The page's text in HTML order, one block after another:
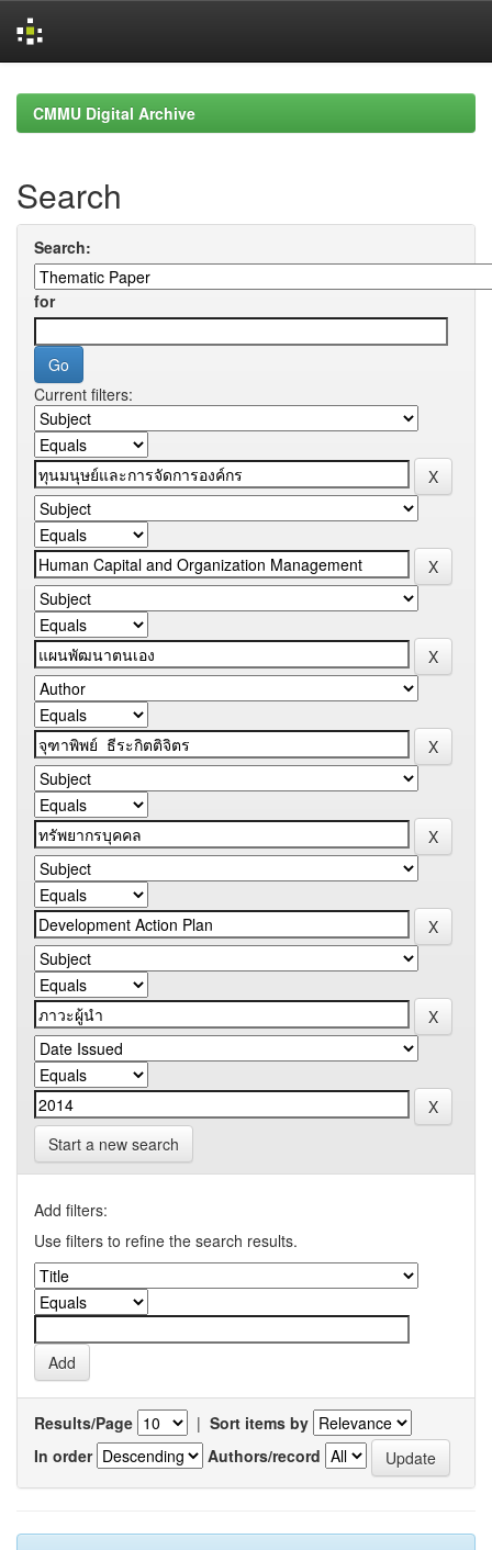
navigationCMMU Digital Archive
Search
Search:
for
Current filters:
Start a new search
Add filters:
Use filters to refine the search results.
Results/Page | Sort items by
In order
Authors/record